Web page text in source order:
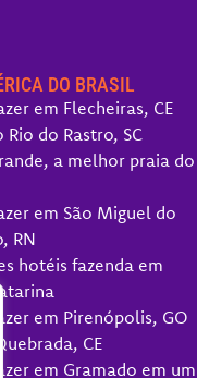
DO BRASIL
em Flecheiras, CE
Rio do Rastro, SC
a melhor praia do
em São Miguel do
RN
hotéis fazenda em
em Pirenópolis, GO
CE
em Gramado em um